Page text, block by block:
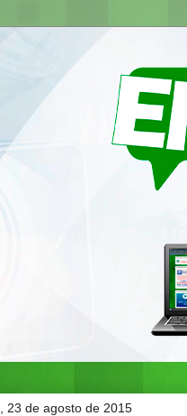
23 de agosto de 2015